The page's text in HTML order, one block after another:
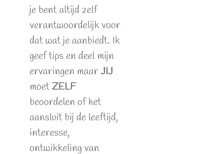
je bent altijd zelf
verantwoordelijk voor
dat wat je aanbiedt. Ik
geef tips en deel mijn
ervaringen maarJIJ
moet ZELF
beoordelen of het
aansluit bij de leeftijd,
interesse,
ontwikkeling van